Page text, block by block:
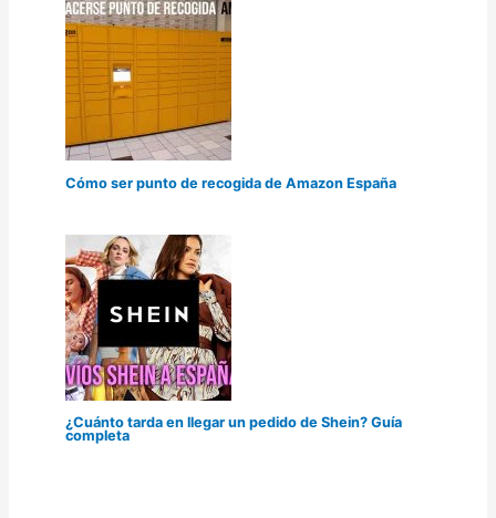
Cómo ser punto de recogida de Amazon España
¿Cuánto tarda en llegar un pedido de Shein? Guía
completa